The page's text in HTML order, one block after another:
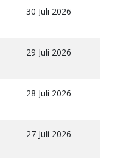
30 Juli 2026
29 Juli 2026
28 Juli 2026
27 Juli 2026